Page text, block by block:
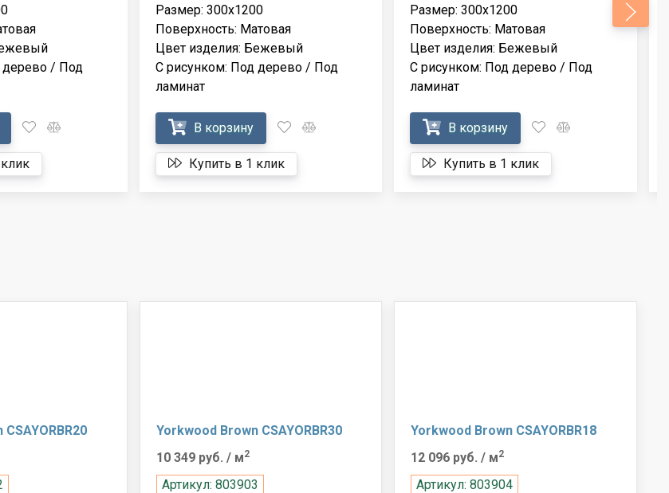
дерево / Под
Размер: 300x1200
Поверхность: Матовая
Цвет изделия: Бежевый
С рисунком: Под дерево / Под
ламинат
В корзину
Купить в 1 клик
Размер: 300x1200
Поверхность: Матовая
Цвет изделия: Бежевый
С рисунком: Под дерево / Под
ламинат
В корзину
Купить в 1 клик
Yorkwood Brown CSAYORBR30
10 349 руб. / м2
Артикул: 803903
Yorkwood Brown CSAYORBR18
12 096 руб./ м2
Артикул: 803904